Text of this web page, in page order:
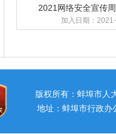
2021网络安全宣传
加入日期：
版权所有：蚌埠市
地址：蚌埠市行政